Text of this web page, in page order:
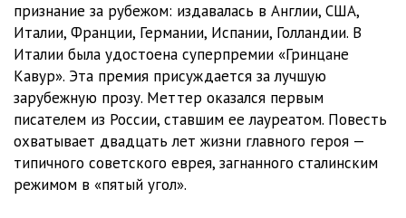
12_Pyaty_ugol 25:32
признание за рубежом: издавалась в Англии, США,
Италии, Франции, Германии, Испании, Голландии. В
Италии была удостоена суперпремии «Гринцане
Кавур». Эта премия присуждается за лучшую
зарубежную прозу. Меттер оказался первым
писателем из России, ставшим ее лауреатом. Повесть
охватывает двадцать лет жизни главного героя —
типичного советского еврея, загнанного сталинским
режимом в «пятый угол».